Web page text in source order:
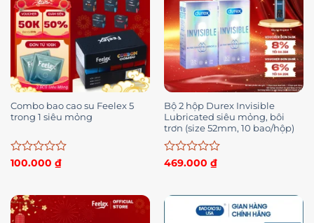
Combo bao cao su Feelex 5
trong 1 siêu mỏng
Được
0
5
sao
100.000 ₫
Bộ 2 hộp Durex Invisible
Lubricated siêu mỏng, bôi
trơn (size 52mm, 10 bao/hộp)
Được
0
469.000 ₫